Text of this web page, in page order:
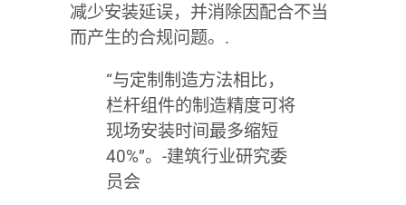
减少安装延误，并消除因配合不当
而产生的合规问题。.
“与定制制造方法相比，
栏杆组件的制造精度可将
现场安装时间最多缩短
40%”。-建筑行业研究委
员会